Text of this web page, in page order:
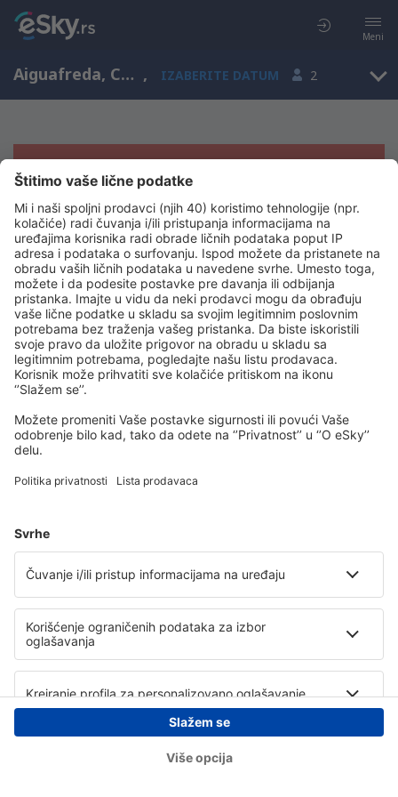
Meni
Aiguafreda, Catalonia, Španija , IZABERITE DATUM 2
Žao nam je, ne možemo da prikažemo
rezultate
Pokušajte još jednom kad izaberete druge kriterijume
Copyright © eSky.rs. Sva prava zadržana.